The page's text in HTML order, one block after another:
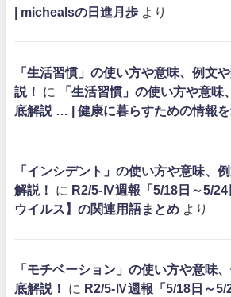
| michealsの日進月歩 より
「生活習慣」の使い方や意味、例文
説！
に
「生活習慣」の使い方や意味
底解説 … | 健康に暮らすための情報を
「インシデント」の使い方や意味、
解説！
に R2/5-Ⅳ週報「5/18日～5/24
ウイルス】の関連用語まとめ より
「モチベーション」の使い方や意味
底解説！
に R2/5-Ⅳ週報「5/18日～5/